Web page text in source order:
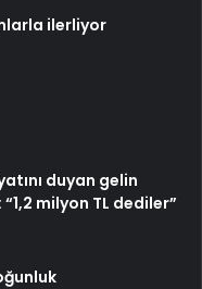
ilerliyor
duyan gelin
milyon TL dediler”